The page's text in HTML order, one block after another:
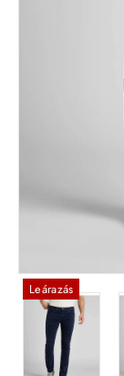
Leárazás